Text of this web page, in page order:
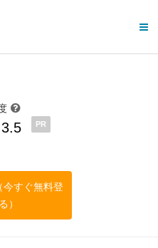
3.5 PR
今すぐ無料登
）